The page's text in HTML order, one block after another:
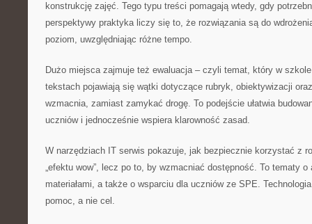
konstrukcję zajęć. Tego typu treści pomagają wtedy, gdy
perspektywy praktyka liczy się to, że rozwiązania są do
poziom, uwzględniając różne tempo.
Dużo miejsca zajmuje też ewaluacja – czyli temat, który w
tekstach pojawiają się wątki dotyczące rubryk, obiektywizacji
wzmacnia, zamiast zamykać drogę. To podejście ułatwia
uczniów i jednocześnie wspiera klarowność zasad.
W narzędziach IT serwis pokazuje, jak bezpiecznie korzystać z
„efektu wow”, lecz po to, by wzmacniać dostępność. To tematy
materiałami, a także o wsparciu dla uczniów ze SPE.
pomoc, a nie cel.